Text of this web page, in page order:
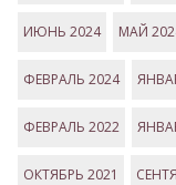
ИЮНЬ 2024 МАЙ
ФЕВРАЛЬ 2024
ФЕВРАЛЬ 2022
ОКТЯБРЬ 2021